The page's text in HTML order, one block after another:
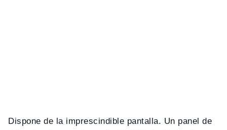
Dispone de la imprescindible pantalla. Un panel de